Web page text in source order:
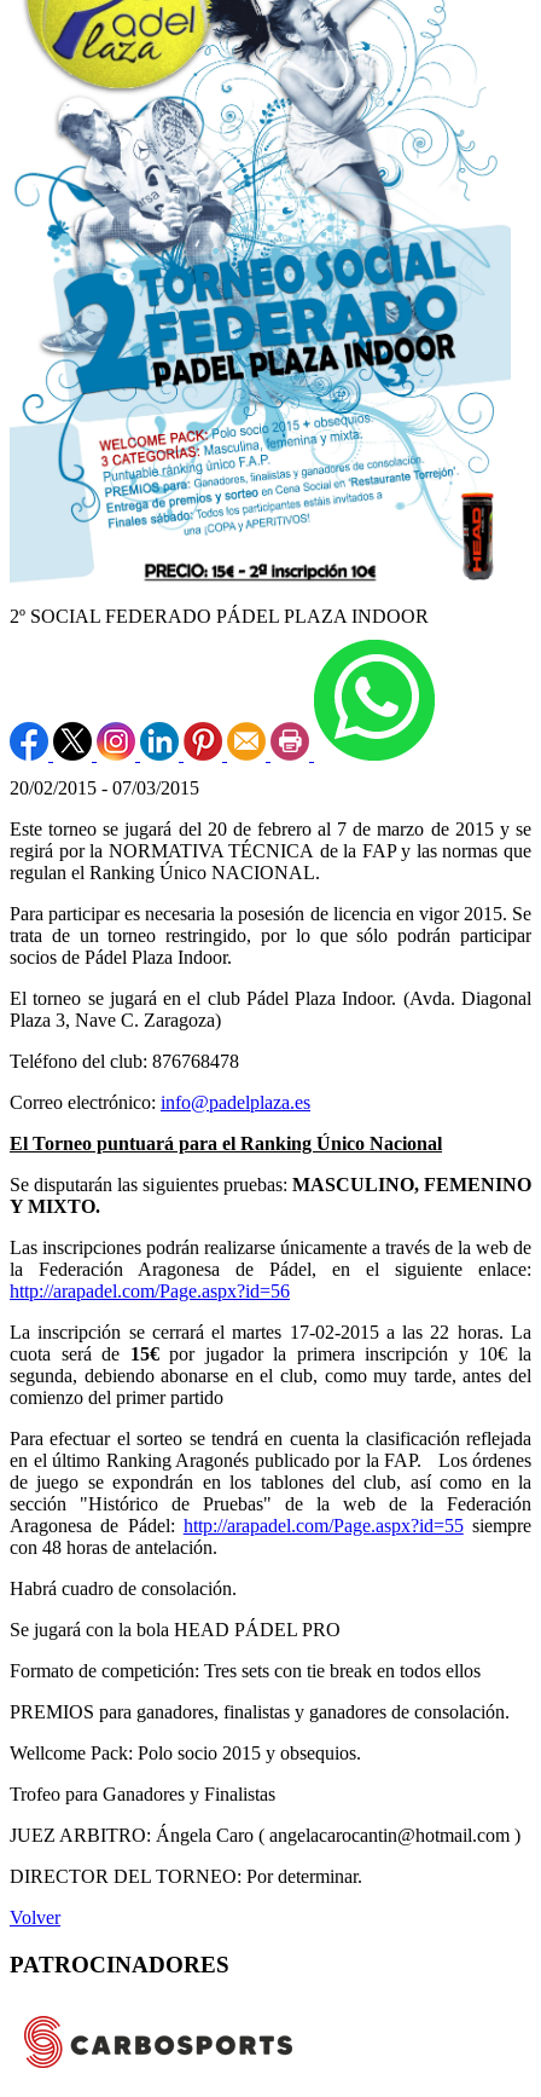
2º SOCIAL FEDERADO PÁDEL PLAZA INDOOR
20/02/2015 - 07/03/2015
Este torneo se jugará del 20 de febrero al 7 de marzo de 2015 y se
regirá por la NORMATIVA TÉCNICA de la FAP y las normas que
regulan el Ranking Único NACIONAL.
Para participar es necesaria la posesión de licencia en vigor 2015. Se
trata de un torneo restringido, por lo que sólo podrán participar
socios de Pádel Plaza Indoor.
El torneo se jugará en el club Pádel Plaza Indoor. (Avda. Diagonal
Plaza 3, Nave C. Zaragoza)
Teléfono del club: 876768478
Correo electrónico: info@padelplaza.es
El Torneo puntuará para el Ranking Único Nacional
Se disputarán las siguientes pruebas: MASCULINO, FEMENINO
Y MIXTO.
Las inscripciones podrán realizarse únicamente a través de la web de
la Federación Aragonesa de Pádel, en el siguiente enlace:
http://arapadel.com/Page.aspx?id=56
La inscripción se cerrará el martes 17-02-2015 a las 22 horas. La
cuota será de 15€por jugador la primera inscripción y 10€ la
segunda, debiendo abonarse en el club, como muy tarde, antes del
comienzo del primer partido
Para efectuar el sorteo se tendrá en cuenta la clasificación reflejada
en el último Ranking Aragonés publicado por la FAP. Los órdenes
de juego se expondrán en los tablones del club, así como en la
sección "Histórico de Pruebas" de la web de la Federación
Aragonesa de Pádel: http://arapadel.com/Page.aspx?id=55siempre
con 48 horas de antelación.
Habrá cuadro de consolación.
Se jugará con la bola HEAD PÁDEL PRO
Formato de competición: Tres sets con tie break en todos ellos
PREMIOS para ganadores, finalistas y ganadores de consolación.
Wellcome Pack: Polo socio 2015 y obsequios.
Trofeo para Ganadores y Finalistas
JUEZ ARBITRO: Ángela Caro ( angelacarocantin@hotmail.com )
DIRECTOR DEL TORNEO: Por determinar.
Volver
PATROCINADORES